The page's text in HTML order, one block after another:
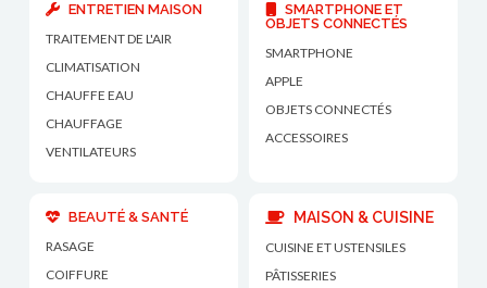
ENTRETIEN MAISON
TRAITEMENT DE L'AIR
CLIMATISATION
CHAUFFE EAU
CHAUFFAGE
VENTILATEURS
SMARTPHONE ET
OBJETS CONNECTÉS
SMARTPHONE
APPLE
OBJETS CONNECTÉS
ACCESSOIRES
BEAUTÉ & SANTÉ
RASAGE
COIFFURE
MAISON & CUISINE
CUISINE ET USTENSILES
PÂTISSERIES